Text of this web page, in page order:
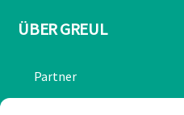
ÜBER GREUL
Partner